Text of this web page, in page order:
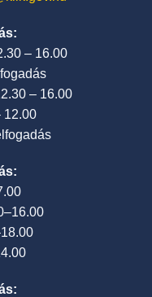
– 16.00
– 16.00
12.00